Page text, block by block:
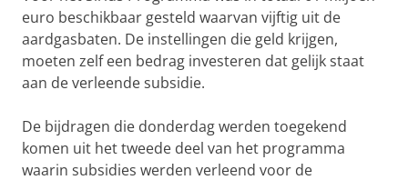
euro beschikbaar gesteld waarvan vijftig uit de
aardgasbaten. De instellingen die geld krijgen,
moeten zelf een bedrag investeren dat gelijk staat
aan de verleende subsidie.
De bijdragen die donderdag werden toegekend
komen uit het tweede deel van het programma
waarin subsidies werden verleend voor de